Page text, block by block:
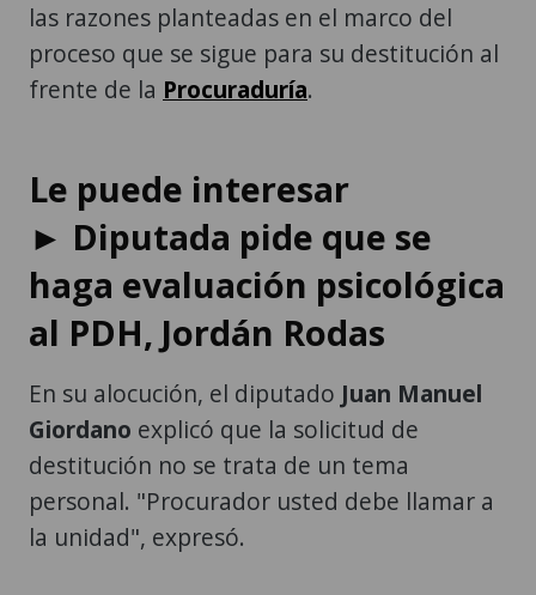
las razones planteadas en el marco del
proceso que se sigue para su destitución al
frente de la Procuraduría.
Le puede interesar
► Diputada pide que se
haga evaluación psicológica
al PDH, Jordán Rodas
En su alocución, el diputado Juan Manuel
Giordano explicó que la solicitud de
destitución no se trata de un tema
personal. "Procurador usted debe llamar a
la unidad", expresó.